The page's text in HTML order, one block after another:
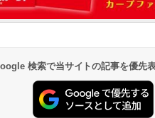
検索で当サイトの記事を優先